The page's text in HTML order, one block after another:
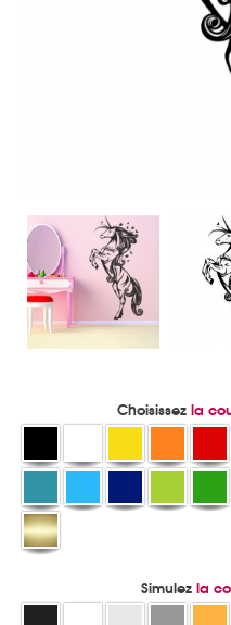
Choisissez la
Simulezla